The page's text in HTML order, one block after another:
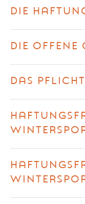
DIE
DIE OFFENE
DAS